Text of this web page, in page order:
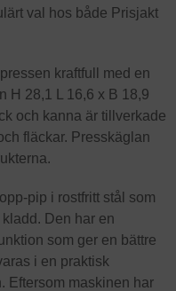
val hos både Prisjakt
kraftfull med en
H 28,1 L 16,6 x B 18,9
och kanna är tillverkade
fläckar. Presskäglan
pip i rostfritt stål som
Den har en
som ger en bättre
i en praktisk
Eftersom maskinen har